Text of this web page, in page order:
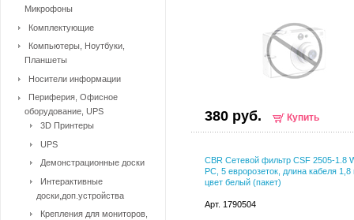
380 руб. Купить
CBR Сетевой фильтр CSF 2505-1.8
PC, 5 евророзеток, длина кабеля 1,8
цвет белый (пакет)
Арт. 1790504
Микрофоны
Комплектующие
Компьютеры, Ноутбуки,
Планшеты
Носители информации
Периферия, Офисное
оборудование, UPS
3D Принтеры
UPS
Демонстрационные доски
Интерактивные
доски,доп.устройства
Крепления для мониторов,